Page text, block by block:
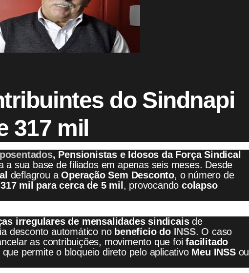
do Sindnapi
317 mil
, Pensionistas e Idosos da Força Sindical
a sua base de filiados em apenas seis meses. Desde
deflagrou aOperação Sem Desconto, o número de
317 mil para cerca de 5 mil , provocandocolapso
irregulares de mensalidades sindicaisde
desconto automático no benefício do INSS. O caso
as contribuições, movimento que foifacilitado
que permite o bloqueio direto pelo aplicativo Meu INSSou